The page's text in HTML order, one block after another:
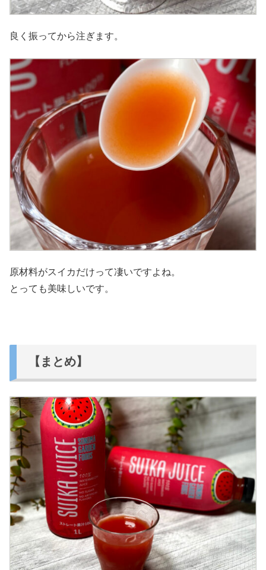
良く振ってから注ぎます。
原材料がスイカだけって凄いですよね。
とっても美味しいです。
【まとめ】